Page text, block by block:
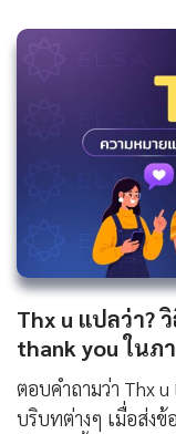
Thx u แปลว่า?
thank you ในภ
ตอบคำถามว่า Thx u
บริบทต่างๆ เมื่อส่ง